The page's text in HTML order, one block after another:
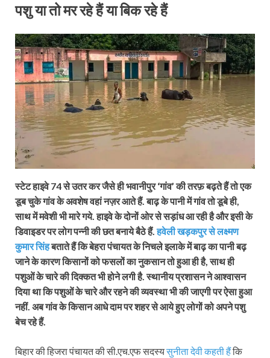
पशु या तो मर रहे हैं या बिक रहे हैं
स्टेट हाइवे 74 से उतर कर जैसे ही भवानीपुर ‘गांव’ की तरफ़ बढ़ते हैं तो एक
डूब चुके गांव के अवशेष वहां नज़र आते हैं. बाढ़ के पानी में गांव तो डूबे ही,
साथ में मवेशी भी मारे गये. हाइवे के दोनों ओर से सड़ांध आ रही है और इसी के
डिवाइडर पर लोग पन्नी की छत बनाये बैठे हैं.हवेली खड़कपुर से लक्ष्मण
कुमार सिंहबताते हैं कि बेहरा पंचायत के निचले इलाके में बाढ़ का पानी बढ़
जाने के कारण किसानों को फसलों का नुकसान तो हुआ ही है, साथ ही
पशुओं के चारे की दिक्कत भी होने लगी है. स्थानीय प्रशासन ने आश्वासन
दिया था कि पशुओं के चारे और रहने की व्यवस्था भी की जाएगी पर ऐसा हुआ
नहीं. अब गांव के किसान आधे दाम पर शहर से आये हुए लोगों को अपने पशु
बेच रहे हैं.
बिहार की हिजरा पंचायत की सी.एच.एफ सदस्यसुनीता देवी कहती हैंकि